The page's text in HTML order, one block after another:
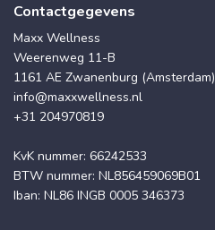
Contactgegevens
Maxx Wellness
Weerenweg 11-B
1161 AE Zwanenburg (Amsterdam)
info@maxxwellness.nl
+31 204970819
KvK nummer: 66242533
BTW nummer: NL856459069B01
Iban: NL86 INGB 0005 346373